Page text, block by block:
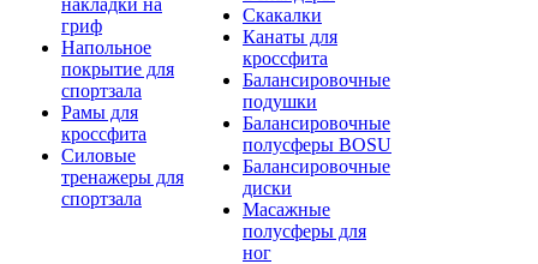
накладки на
гриф
Напольное
покрытие для
спортзала
Рамы для
кроссфита
Силовые
тренажеры для
спортзала
Скакалки
Канаты для
кроссфита
Балансировочные
подушки
Балансировочные
полусферы BOSU
Балансировочные
диски
Масажные
полусферы для
ног